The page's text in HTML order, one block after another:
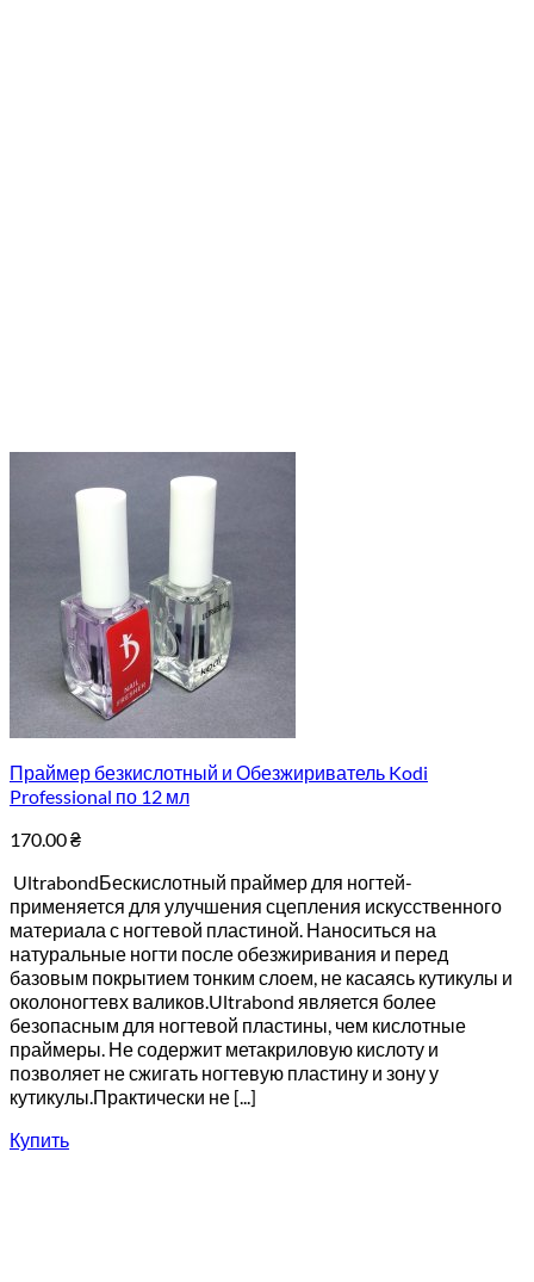
Праймер безкислотный и Обезжириватель Kodi
Professional по 12 мл
170.00₴
UltrabondБескислотный праймер для ногтей-
применяется для улучшения сцепления искусственного
материала с ногтевой пластиной. Наноситься на
натуральные ногти после обезжиривания и перед
базовым покрытием тонким слоем, не касаясь кутикулы и
околоногтевх валиков.Ultrabond является более
безопасным для ногтевой пластины, чем кислотные
праймеры. Не содержит метакриловую кислоту и
позволяет не сжигать ногтевую пластину и зону у
кутикулы.Практически не [...]
Купить